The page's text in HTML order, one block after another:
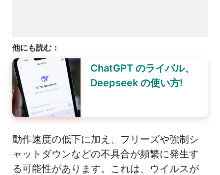
他にも読む：
ChatGPT のライバル、
Deepseek の使い方!
動作速度の低下に加え、フリーズや強制シ
ャットダウンなどの不具合が頻繁に発生す
る可能性があります。これは、ウイルスが